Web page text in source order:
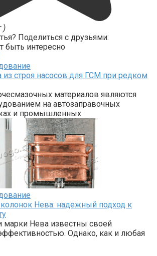
)
Поделиться с друзьями:
быть интересно
строя насосов для ГСМ при редком
материалов являются
на автозаправочных
и промышленных
Нева: надежный подход к
марки Нева известны своей
Однако, как и любая